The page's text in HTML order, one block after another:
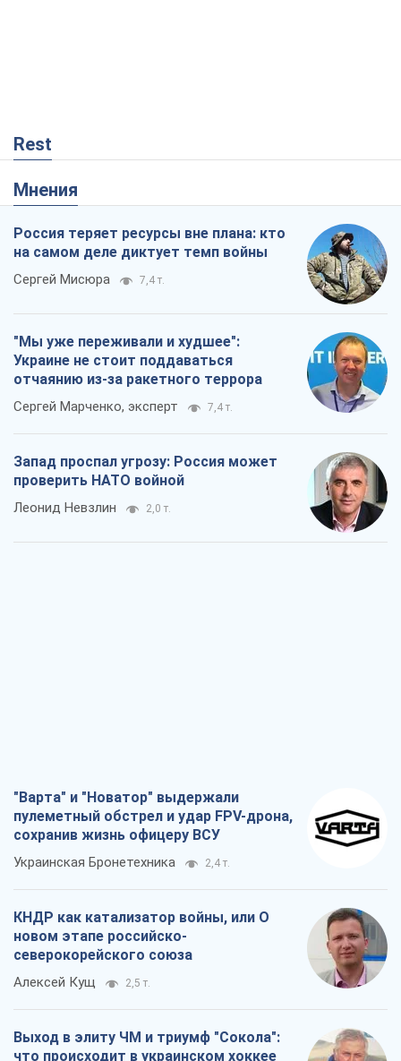
Rest
Мнения
Россия теряет ресурсы вне плана: кто
на самом деле диктует темп войны
Сергей Мисюра 7,4 т.
"Мы уже переживали и худшее":
Украине не стоит поддаваться
отчаянию из-за ракетного террора
Сергей Марченко, эксперт 7,4 т.
Запад проспал угрозу: Россия может
проверить НАТО войной
Леонид Невзлин 2,0 т.
"Варта" и "Новатор" выдержали
пулеметный обстрел и удар FPV-дрона,
сохранив жизнь офицеру ВСУ
Украинская Бронетехника 2,4 т.
КНДР как катализатор войны, или О
новом этапе российско-
северокорейского союза
Алексей Кущ 2,5 т.
Выход в элиту ЧМ и триумф "Сокола":
что происходит в украинском хоккее